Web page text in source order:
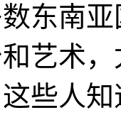
东南
艺术
些人